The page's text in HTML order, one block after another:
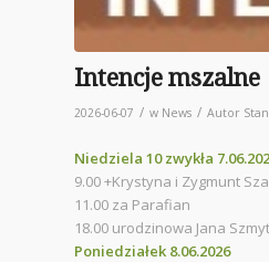
Intencje mszalne
2026-06-07 / w News / Autor
Niedziela 10 zwykła
9.00 +Krystyna i Zygmunt
11.00 za Parafian
18.00 urodzinowa Jana
Poniedziałek 8.06.2026